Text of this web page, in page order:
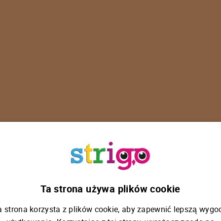
Ups!
Ta strona używa plików cookie
strona korzysta z plików cookie, aby zapewnić lepszą